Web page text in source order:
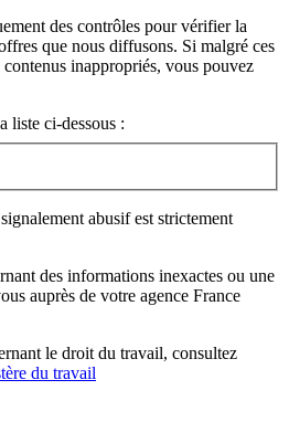
des contrôles pour vérifier la
que nous diffusons. Si malgré ces
inappropriés, vous pouvez
liste ci-dessous :
abusif est strictement
des informations inexactes ou une
auprès de votre agence France
le droit du travail, consultez
du travail